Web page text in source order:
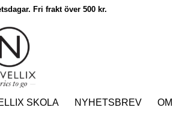
Fri frakt över 500 kr.
SKOLA NYHETSBREV OM